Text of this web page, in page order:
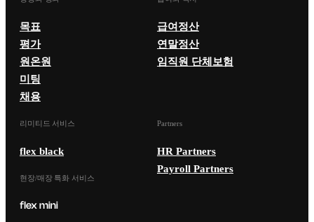
목표
평가
원온원
미팅
채용
급여정산
연말정산
임직원 단체보험
리미티드 서비스
flex black
현장/매장 특화 서비스
Partners
HR Partners
Payroll Partners